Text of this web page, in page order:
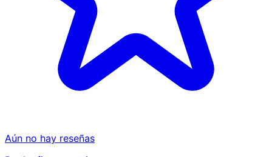
Aún no hay reseñas